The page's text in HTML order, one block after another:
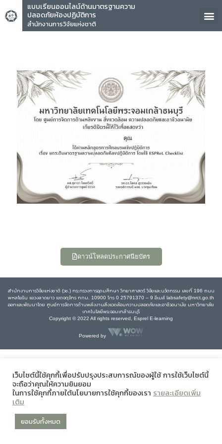
แบบเรียนออนไลน์ด้านมาตรฐานความ
ปลอดภัยห้องปฏิบัติการ
สำนักงานการวิจัยแห่งชาติ
คุณ
ดาวน์โหลดประกาศนียบัตร
สำนักงานการวิจัยแห่งชาติ (วช.) กระทรวงการอุดมศึกษา วิทยาศาสตร์ วิจัยและนวัตกรรม เลขที่ 196 ถนน
พหลโยธิน แขวงลาดยาว เขตจตุจักร กทม. 10900 โทร 0 25791370 – 9 อีเมล์ labsafety@nrct.go.th
ออกและพัฒนาโดย ศูนย์การจัดการด้านพลังงานสิ่งแวดล้อมความปลอดภัยและอาชีวอนามัย มหาวิทยาลัย
เทคโนโลยีพระจอมเกล้าธนบุรี
Copyright © 2022 All rights reserved, Esprel E-learning
Powered by
เว็บไซต์นี้ใช้คุกกี้เพื่อปรับปรุงประสบการณ์ของผู้ใช้ การใช้เว็บไซต์นี้
จะถือว่าคุณให้ความยินยอม
ในการใช้คุกกี้ภายใต้นโยบายการใช้คุกกี้ของเรา รายละเอียดเพิ่ม
เติม
ยอมรับทั้งหมด